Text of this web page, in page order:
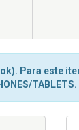
Para este
TABLETS.